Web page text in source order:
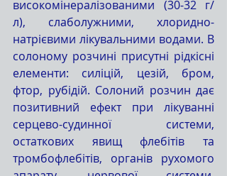
високомінералізованими (30-32 г/
л), слаболужними, хлоридно-
натрієвими лікувальними водами. В
солоному розчині присутні рідкісні
елементи: силіцій, цезій, бром,
фтор, рубідій. Солоний розчин дає
позитивний ефект при лікуванні
серцево-судинної системи,
остаткових явищ флебітів та
тромбофлебітів, органів рухомого